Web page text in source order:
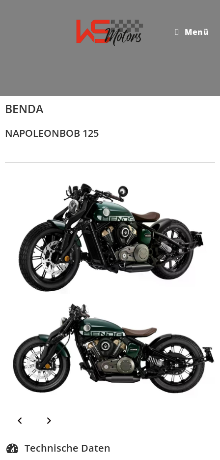
Menü
BENDA
NAPOLEONBOB 125
Technische Daten